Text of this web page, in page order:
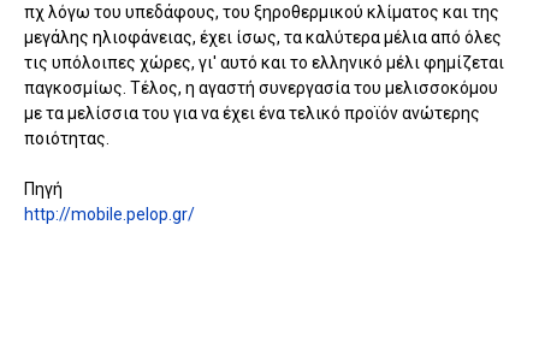
πχ λόγω του υπεδάφους, του ξηροθερμικού κλίματος και της
μεγάλης ηλιοφάνειας, έχει ίσως, τα καλύτερα μέλια από όλες
τις υπόλοιπες χώρες, γι' αυτό και το ελληνικό μέλι φημίζεται
παγκοσμίως. Τέλος, η αγαστή συνεργασία του μελισσοκόμου
με τα μελίσσια του για να έχει ένα τελικό προϊόν ανώτερης
ποιότητας.
Πηγή
http://mobile.pelop.gr/